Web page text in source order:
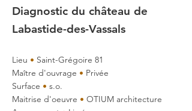
Diagnostic du château de
Labastide-des-Vassals
Lieu • Saint-Grégoire 81
Maître d'ouvrage • Privée
Surface • s.o.
Maitrise d'oeuvre • OTIUM architecture